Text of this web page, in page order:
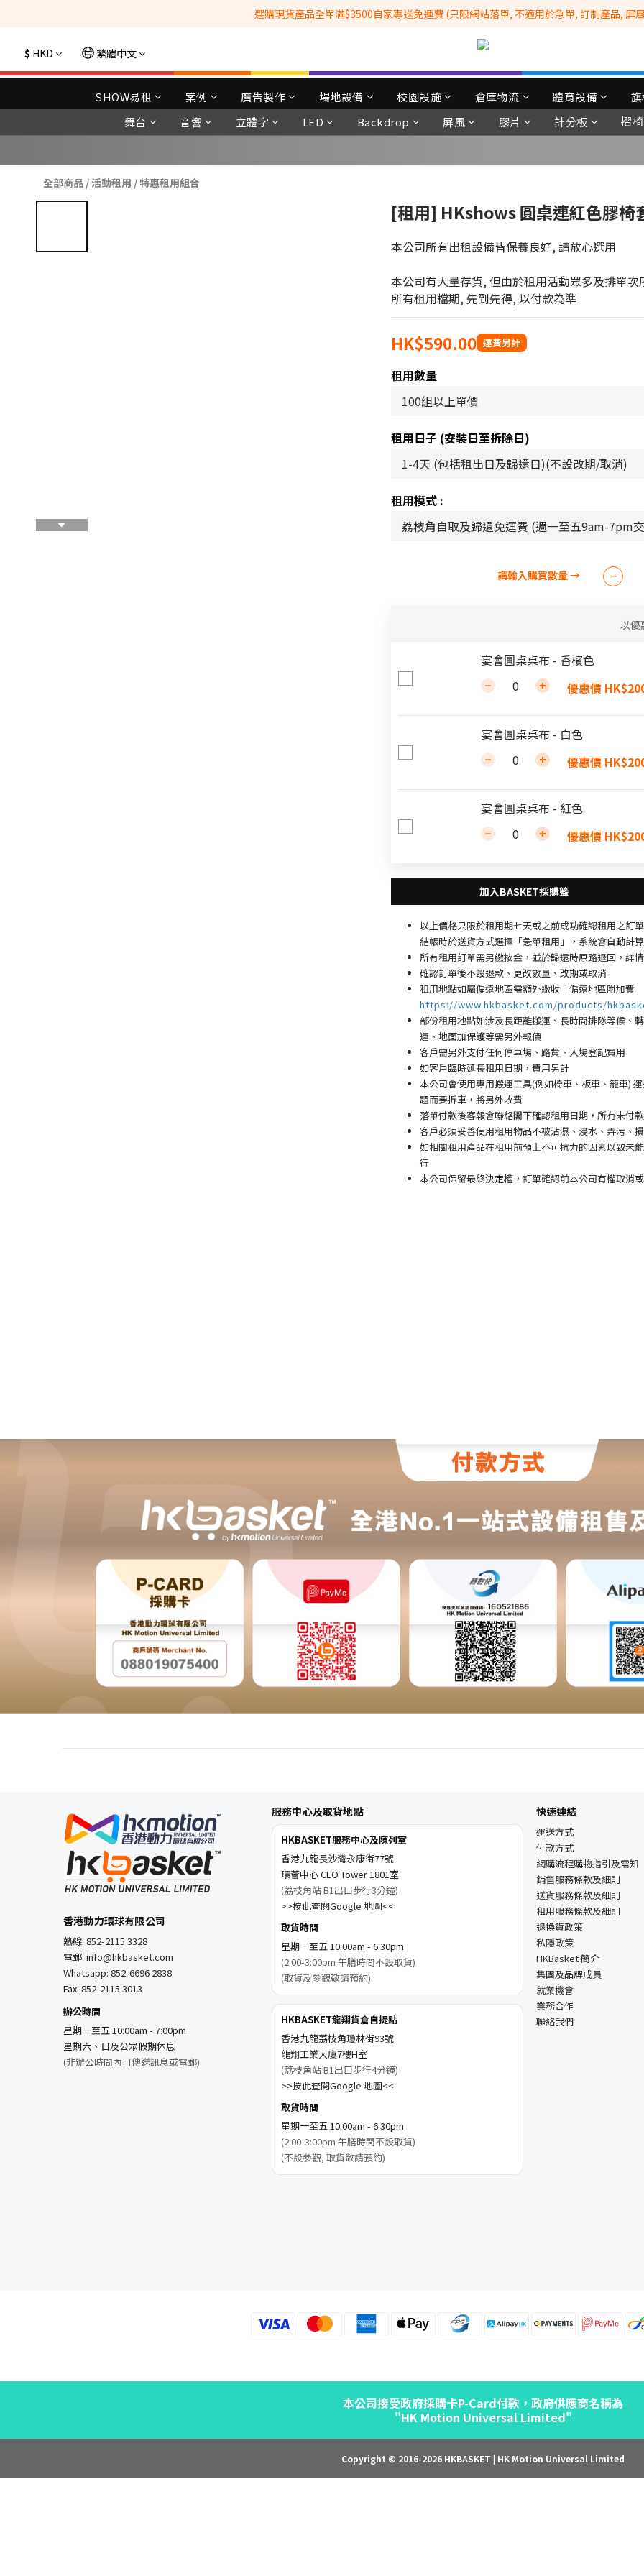
全港No.1一站式設備租售及採購服務供應商
選購現貨產品全單滿$3500自家專送免運費 (只限網站落單, 不適用於急單, 訂制產品, 屏
Whatsapp: 66962838 | 電話: 21153328 | 報價: info@hkbasket.com
全港No.1一站式設備租售及採購服務供應商
$ HKD 繁體中文
SHOW易租 案例 廣告製作 場地設備 校園設施 倉庫物流 體育設備
舞台
音響 立體字 LED Backdrop 屏風 膠片 計分板 摺椅
全部商品 /活動租用 /特惠租用組合
[租用] HKshows 圓桌連紅色膠椅
本公司所有出租設備皆保養良好, 請放心選用
本公司有大量存貨, 但由於租用活動眾多及排單次
所有租用檔期, 先到先得, 以付款為準
HK$590.00
租用數量
租用日子 (安裝日至拆除日)
租用模式 :
以優
宴會圓桌桌布 - 香檳色
優惠價
宴會圓桌桌布 - 白色
優惠價
宴會圓桌桌布 - 紅色
優惠價
以上價格只限於租用期七天或之前成功確認租用之訂
結帳時於送貨方式選擇「急單租用」，系統會自動計
所有租用訂單需另繳按金，並於歸還時原路退回，詳
確認訂單後不設退款、更改數量、改期或取消
租用地點如屬偏遠地區需額外繳收「偏遠地區附加費 」
https://www.hkbasket.com/products/
部份租用地點如涉及長距離搬運、長時間排隊等候、
運、地面加保護等需另外報價
客戶需另外支付任何停車場 、路費、入場登記費用
如客戶臨時延長租用日期，費用另計
本公司會使用專用搬運工具(例如椅車、板車、籠車)
題而要拆車，將另外收費
落單付款後客報會聯絡閣下確認租用日期，所有未付
客戶必須妥善使用租用物品不被沾濕、浸水、弄污、
如相關租用產品在租用前預上不可抗力的因素以致未
行
本公司保留最終決定權，訂單確認前本公司有權取消
香港動力環球有限公司
熱線: 852-2115 3328
電郵: info@hkbasket.com
Whatsapp: 852-6696 2838
Fax: 852-2115 3013
辦公時間
星期一至五 10:00am - 7:00pm
星期六、日及公眾假期休息
(非辦公時間內可傳送訊息或電郵)
服務中心及取貨地點
HKBASKET服務中心及陳列室
香港九龍長沙灣永康街77號
環薈中心 CEO Tower 1801室
(荔枝角站 B1出口步行3分鐘)
>>按此查閱Google 地圖<<
取貨時間
星期一至五 10:00am - 6:30pm
(2:00-3:00pm 午膳時間不設取貨)
(取貨及參觀敬請預約)
HKBASKET龍翔貨倉自提點
香港九龍荔枝角瓊林街93號
龍翔工業大廈7樓H室
(荔枝角站 B1出口步行4分鐘)
>>按此查閱Google 地圖<<
取貨時間
星期一至五 10:00am - 6:30pm
(2:00-3:00pm 午膳時間不設取貨)
(不設參觀, 取貨敬請預約)
快速連結
運送方式
付款方式
網購流程購物指引及需知
銷售服務條款及細則
送貨服務條款及細則
租用服務條款及細則
退換貨政策
私隱政策
HKBasket 簡介
集團及品牌成員
就業機會
業務合作
聯絡我們
本公司接受政府採購卡P-Card付款，政府供應商名稱為
"HK Motion Universal Limited"
Copyright © 2016-2026 HKBASKET | HK Motion Universal Limited